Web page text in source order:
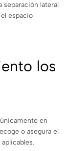
separación lateral
espacio
los
en
o asegura el